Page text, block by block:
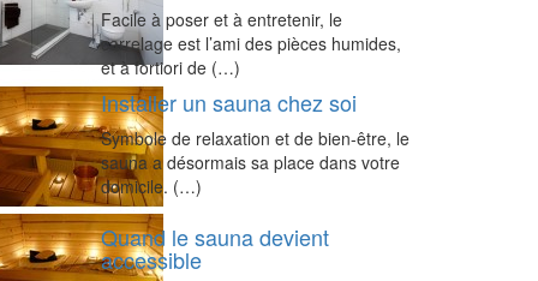
Facile à poser et à entretenir, le
carrelage est l’ami des pièces humides,
et à fortiori de (…)
Installer un sauna chez soi
Symbole de relaxation et de bien-être, le
sauna a désormais sa place dans votre
domicile. (…)
Quand le sauna devient
accessible